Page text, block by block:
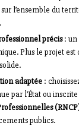
l’ensemble du
précis: un
Plus le projet est
adaptée :
par l’État ou inscrite
publics.